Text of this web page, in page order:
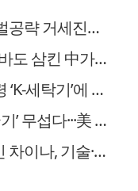
[韓中 세탁기 전쟁 ①] 中 글로벌공략 거세진다…삼성·LG ‘K-백색가전’ 최대 위협
[韓中 세탁기 전쟁 ①] GE·도시바도 삼킨 中가전 ‘프리미엄 행보’ 거침없다
[韓中 세탁기 전쟁 ③] USA 점령 ‘K-세탁기’에 中 호시탐탐 틈새공략
[韓中 세탁기 전쟁 ③] 中 ‘TV 굴기’ 무섭다···美 전시장 명당 휩쓴 TCL·하이센스
[韓中 세탁기 전쟁 ①] 메이드인 차이나, 기술·가격·마케팅 ‘3박자 진화’